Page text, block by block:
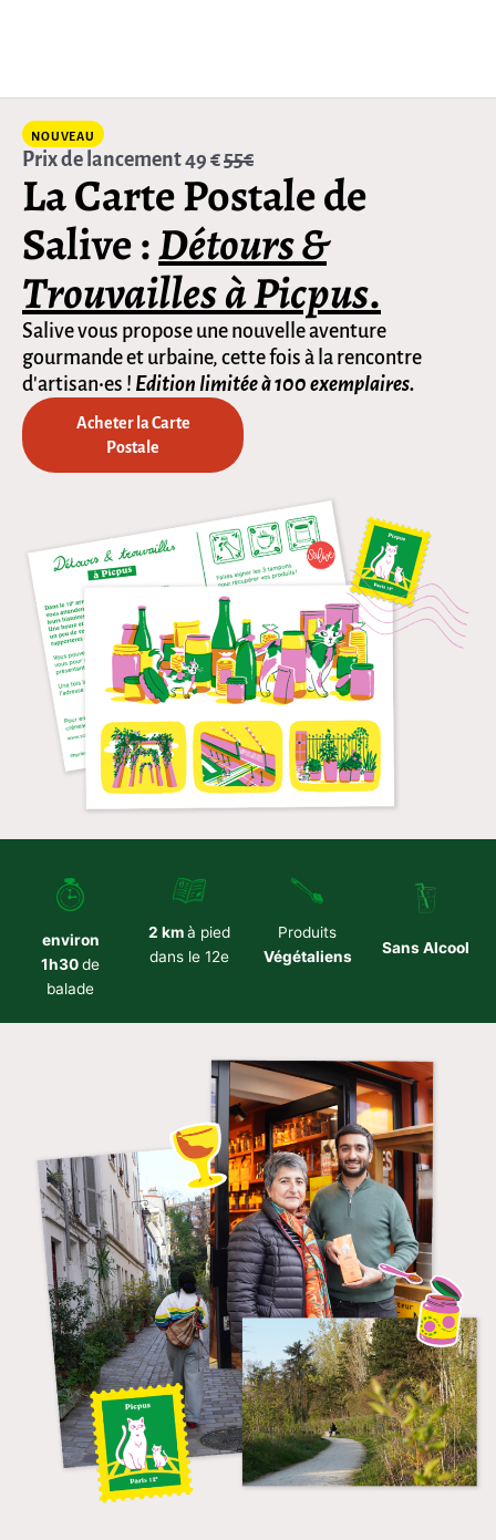
NOUVEAU
La Carte Postale de
Salive :Détours &
Trouvaillesà Picpus.
Salive vous propose une nouvelle aventure
gourmande et urbaine, cette fois à la rencontre
d'artisan•es ! Edition limitée à 100 exemplaires.
Acheter la Carte
Postale
Prix de lancement 49 €55€
environ
1h30de
balade
2 kmà pied
dans le 12e
Produits
Végétaliens
Sans Alcool